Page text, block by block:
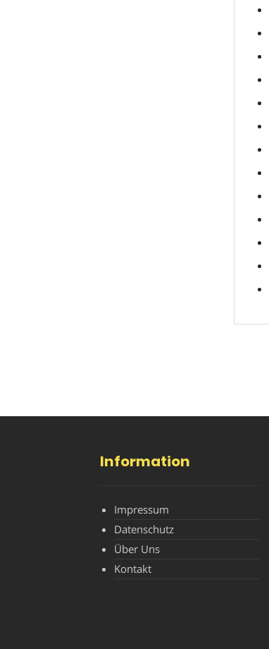
Information
Impressum
Datenschutz
Über Uns
Kontakt